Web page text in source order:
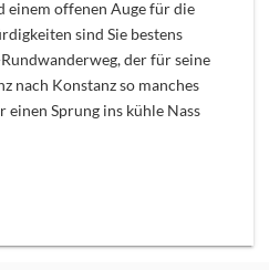
einem offenen Auge für die
sind Sie bestens
der für seine
nach Konstanz so manches
Sprung ins kühle Nass